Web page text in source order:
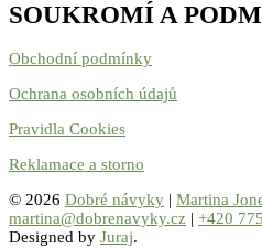
SOUKROMÍ A
Obchodní podmínky
Ochrana osobních údajů
Pravidla Cookies
Reklamace a storno
© 2026 Dobré návyky | Martina
martina@dobrenavyky.cz | +420
Designed by Juraj.